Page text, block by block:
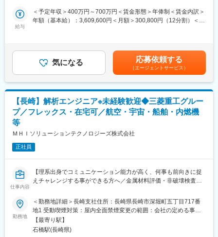
■働く環境：
◎定年：65歳（その後も契約社員として継続可能）
◎福利厚生：家賃補助制度、資格取得支援、家族手当あり
■スキルアップ支援体制：
・24時間365日好きな時間に技術系動画や勉強が可能です。
・Zoomにて技術研修を月数回開催。プログラミングや設計など幅
広いトピックスを用意しています。
・スキルUPが給与UPに：アカデミー制度で取得した単位に応じ
変更の範囲：会社の定める業務
100％技術専門職のご案内が可能であり、自身が持つキャリア像
に沿って市場価値向上をサポートします。
前職の経験を活かして、新たなスキル・知識を身に着けてスペシ
ャリストを目指していただきます。
・半導体/自動車/医療/工作機械などの製造現場での品質管理業務
（製品の評価・解析・実験・歩留まり向上・品質改善）
・半導体/自動車/医療/工作機械などの製造現場での、保守保全、
装置組立、据付・調整、トラブル対応業務
【モデル年収】
570万円／29歳・入社3年目・男性（月給38万円＋各種手当）
【豊富な手当】
が給与に変換される仕組みとなっています。また、社宅完備(赴任
地による) しているため、U・Iターン希望の方でも安心です。
【万全のフォロー体制】
・フォロー体制が非常に手厚くなっています。同社には受入教育
給与
＜予定年収＞400万円～700万円＜賃金形態＞年俸制＜賃金内訳＞
年額（基本給）：3,609,600円＜月額＞300,800円（12分割）＜昇
万円賃金はあくまでも目安の金額であり、選考を通じて上下する
可能性があります。月給(月額)は固定手当を含めた表記です。
気になる 応募依頼する
（エージェントサービス）
【長崎】解析エンジニア※未経験歓迎◆三菱重工グルー
プ／フレックス・在宅可／航空・宇宙・船舶・内燃機
等
ＭＨＩソリューションテクノロジーズ株式会社
正社員
仕事内容
【理系出身でコミュニケーション能力が高く、何事も前向きに捉
えチャレンジする事ができる方へ／金属材料評価・非破壊検査／
■おすすめPOINT ＼大型機械から宇宙分野まで幅広い解析に携わ
れる環境！／
・三菱重工製品のあらゆる部分に関わる解析研究に携わる事がで
き、複数のソフトを駆使して最新技術に携わる事が出来ます◎ま
勤務地
＜勤務地詳細＞長崎支社住所：長崎県長崎市深堀町五丁目717番
地1 受動喫煙対策：屋内全面禁煙変更の範囲：会社の定める事業
所（リモートワーク含む）
【最寄り駅】
石橋駅(長崎県)